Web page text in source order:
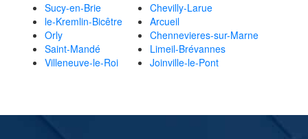
Sucy-en-Brie
le-Kremlin-Bicêtre
Orly
Saint-Mandé
Villeneuve-le-Roi
Chevilly-Larue
Arcueil
Chennevieres-sur-Marne
Limeil-Brévannes
Joinville-le-Pont